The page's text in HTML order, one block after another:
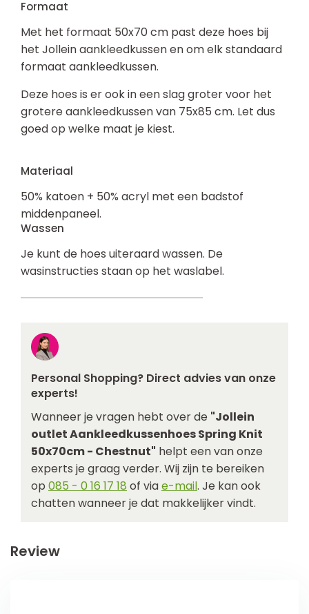
Formaat
Met het formaat 50x70 cm past deze hoes bij
het Jollein aankleedkussen en om elk standaard
formaat aankleedkussen.
Deze hoes is er ook in een slag groter voor het
grotere aankleedkussen van 75x85 cm. Let dus
goed op welke maat je kiest.
Materiaal
50% katoen + 50% acryl met een badstof
middenpaneel.
Wassen
Je kunt de hoes uiteraard wassen. De
wasinstructies staan op het waslabel.
Personal Shopping? Direct advies van onze
experts!
Wanneer je vragen hebt over de "Jollein
outlet Aankleedkussenhoes Spring Knit
50x70cm - Chestnut" helpt een van onze
experts je graag verder. Wij zijn te bereiken
op 085 - 0 16 17 18 of viae-mail. Je kan ook
chatten wanneer je dat makkelijker vindt.
Review